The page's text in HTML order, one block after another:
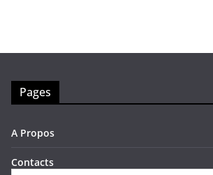
Pages
A Propos
Contacts